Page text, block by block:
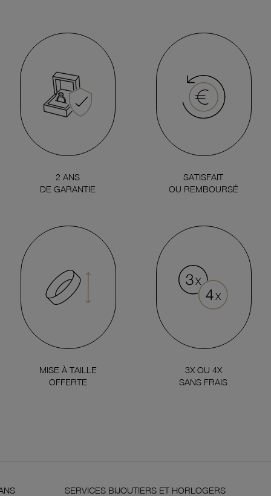
2 ANS
DE GARANTIE
SATISFAIT
OU REMBOURSÉ
MISE À TAILLE
OFFERTE
3X OU 4X
SANS FRAIS
SERVICES BIJOUTIERS ET HORLOGERS